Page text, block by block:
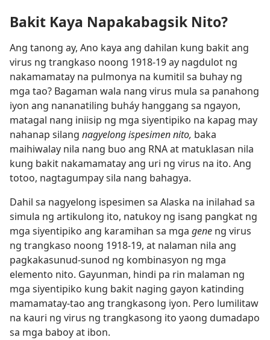
Bakit Kaya Napakabagsik Nito?
Ang tanong ay, Ano kaya ang dahilan kung bakit ang
virus ng trangkaso noong 1918-19 ay nagdulot ng
nakamamatay na pulmonya na kumitil sa buhay ng
mga tao? Bagaman wala nang virus mula sa panahong
iyon ang nananatiling buháy hanggang sa ngayon,
matagal nang iniisip ng mga siyentipiko na kapag may
nahanap silang nagyelong ispesimen nito, baka
maihiwalay nila nang buo ang RNA at matuklasan nila
kung bakit nakamamatay ang uri ng virus na ito. Ang
totoo, nagtagumpay sila nang bahagya.
Dahil sa nagyelong ispesimen sa Alaska na inilahad sa
simula ng artikulong ito, natukoy ng isang pangkat ng
mga siyentipiko ang karamihan sa mga gene ng virus
ng trangkaso noong 1918-19, at nalaman nila ang
pagkakasunud-sunod ng kombinasyon ng mga
elemento nito. Gayunman, hindi pa rin malaman ng
mga siyentipiko kung bakit naging gayon katinding
mamamatay-tao ang trangkasong iyon. Pero lumilitaw
na kauri ng virus ng trangkasong ito yaong dumadapo
sa mga baboy at ibon.